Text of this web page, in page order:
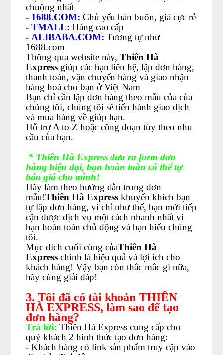
chuộng nhất
- 1688.COM: Chủ yếu bán buôn, giá cực rẻ
-TMALL: Hàng cao cấp
- ALIBABA.COM: Tương tự như
1688.com
Thông qua website này,Thiên Hà
Express giúp các bạn liên hệ, lập đơn hàng,
thanh toán, vận chuyển hàng và giao nhận
hàng hoá cho bạn ở Việt Nam
Bạn chỉ cần lập đơn hàng theo mẫu của của
chúng tôi, chúng tôi sẽ tiến hành giao dịch
và mua hàng về giúp bạn.
Hỗ trợ A to Z hoặc công đoạn tùy theo nhu
cầu của bạn.
* Thiên Hà Express đưa ra form đơn
hàng hiện đại, bạn hoàn toàn có thể tự
báo giá cho mình!
Hãy làm theo hướng dẫn trong đơn
mẫu!Thiên Hà Express khuyến khích bạn
tự lập đơn hàng, vì chỉ như thế, bạn mới tiếp
cận được dịch vụ một cách nhanh nhất vì
bạn hoàn toàn chủ động và bạn hiểu chúng
tôi.
Mục đích cuối cùng củaThiên Hà
Express chính là hiệu quả và lợi ích cho
khách hàng! Vậy bạn còn thắc mắc gì nữa,
hãy cùng giải đáp!
3. Tôi đã có tài khoản THIÊN
HÀ EXPRESS, làm sao để tạo
đơn hàng?
Trả lời: Thiên Hà Express cung cấp cho
quý khách 2 hình thức tạo đơn hàng:
- Khách hàng có link sản phẩm truy cập vào